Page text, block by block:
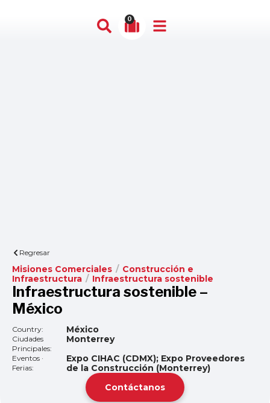
0
Regresar
Misiones Comerciales / Construcción e
Infraestructura / Infraestructura sostenible
Infraestructura sostenible –
México
Country: México
Ciudades
Principales:
Monterrey
Eventos ·
Ferias:
Expo CIHAC (CDMX); Expo Proveedores
de la Construcción (Monterrey)
Contáctanos